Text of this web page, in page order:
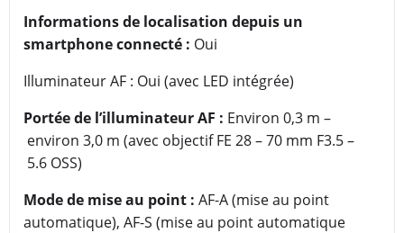
Informations de localisation depuis un
smartphone connecté : Oui
Illuminateur AF : Oui (avec LED intégrée)
Portée de l’illuminateur AF : Environ 0,3 m –
environ 3,0 m (avec objectif FE 28 – 70 mm F3.5 –
5.6 OSS)
Mode de mise au point : AF-A (mise au point
automatique), AF-S (mise au point automatique